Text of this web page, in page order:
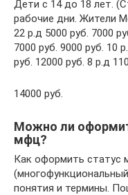
Дети с 14 до 18 лет.
рабочие дни. Жители
22 р.д 5000 руб. 7000
7000 руб. 9000 руб. 10
руб. 12000 руб. 8 р.д
14000 руб.
Можно ли
мфц?
Как оформить
понятия и термины.